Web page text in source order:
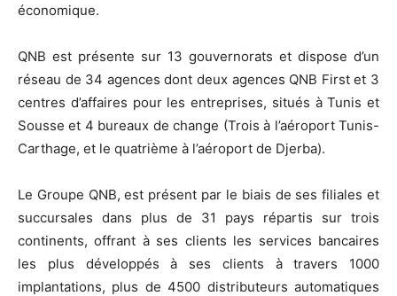
économique.
QNB est présente sur 13 gouvernorats et dispose d’un
réseau de 34 agences dont deux agences QNB First et 3
centres d’affaires pour les entreprises, situés à Tunis et
Sousse et 4 bureaux de change (Trois à l’aéroport Tunis-
Carthage, et le quatrième à l’aéroport de Djerba).
Le Groupe QNB, est présent par le biais de ses filiales et
succursales dans plus de 31 pays répartis sur trois
continents, offrant à ses clients les services bancaires
les plus développés à ses clients à travers 1000
implantations, plus de 4500 distributeurs automatiques